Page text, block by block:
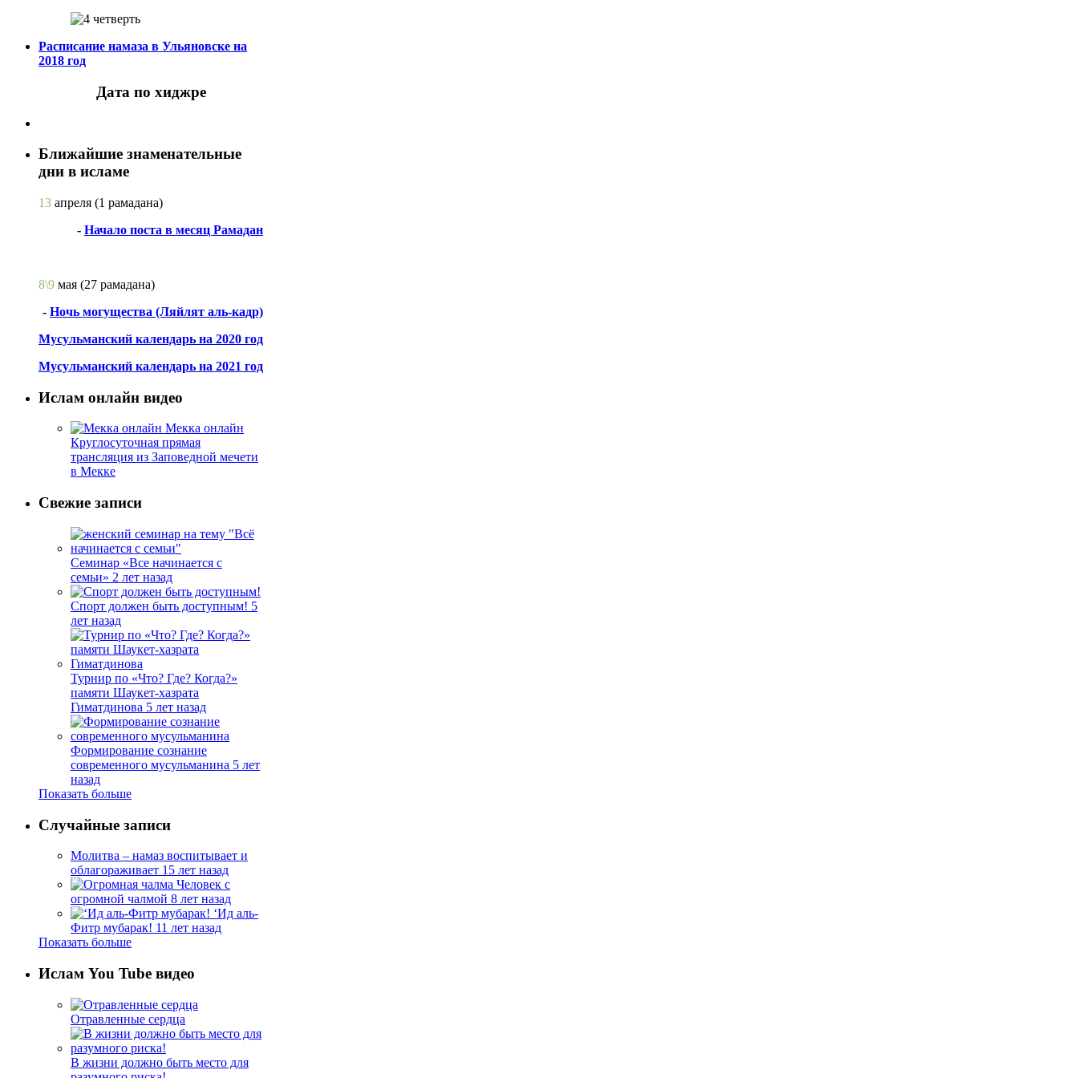
Расписание намаза в Ульяновске на
2018 год
Дата по хиджре
Ближайшие знаменательные
дни в исламе
13 апреля (1 рамадана)
- Начало поста в месяц Рамадан
8\9 мая (27 рамадана)
- Ночь могущества (Ляйлят аль-кадр)
Мусульманский календарь на 2020 год
Мусульманский календарь на 2021 год
Ислам онлайн видео
Мекка онлайн
Круглосуточная прямая
трансляция из Заповедной мечети
в Мекке
Свежие записи
Семинар «Все начинается с
семьи» 2 лет назад
Спорт должен быть доступным! 5
лет назад
Турнир по «Что? Где? Когда?»
памяти Шаукет-хазрата
Гиматдинова 5 лет назад
Формирование сознание
современного мусульманина 5 лет
назад
Показать больше
Случайные записи
Молитва – намаз воспитывает и
облагораживает 15 лет назад
Человек с
огромной чалмой 8 лет назад
‘Ид аль-
Фитр мубарак! 11 лет назад
Показать больше
Ислам You Tube видео
Отравленные сердца
В жизни должно быть место для